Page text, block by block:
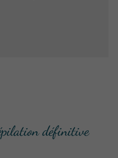
définitive